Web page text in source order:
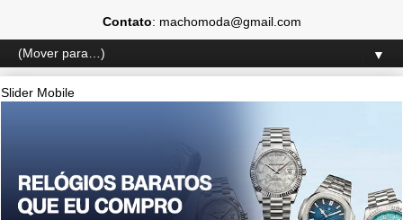
Contato: machomoda@gmail.com
▼
Slider Mobile